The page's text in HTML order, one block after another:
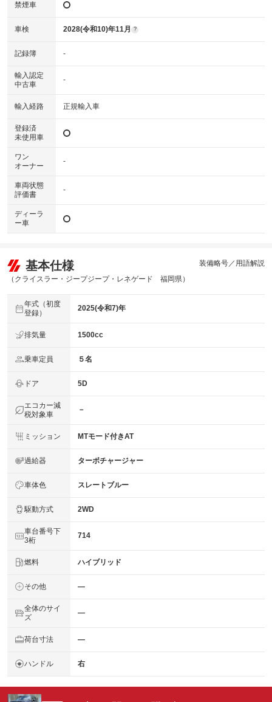
禁煙車
車検 2028(令和10)年11月 ?
記録簿 -
輸入認定
中古車
-
輸入経路 正規輸入車
登録済
未使用車
ワン
オーナー
-
車両状態
評価書
-
ディーラ
ー車
基本仕様
（クライスラー・ジープジープ・レネゲード 福岡県）
装備略号／用語解説
年式（初度
登録）
2025(令和7)年
排気量 1500cc
乗車定員 ５名
ドア 5D
エコカー減
税対象車
－
ミッション MTモード付きAT
過給器 ターボチャージャー
車体色 スレートブルー
駆動方式 2WD
車台番号下
3桁
714
燃料 ハイブリッド
その他 ―
全体のサイ
ズ
―
荷台寸法 ―
ハンドル 右